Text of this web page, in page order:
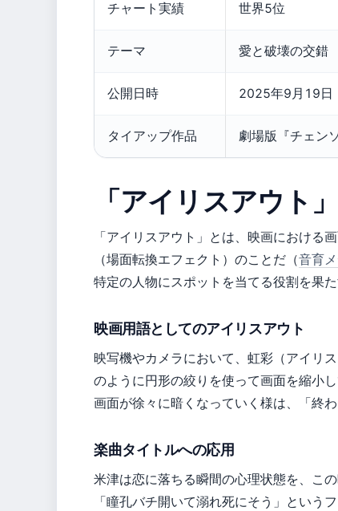
チャート実績 世界5位
テーマ 愛と破壊の交錯
公開日時 2025年9月19日
タイアップ作品 劇場版『チェン
「アイリスアウト
「アイリスアウト」とは、映画における
（場面転換エフェクト）のことだ（音育
特定の人物にスポットを当てる役割を果た
映画用語としてのアイリスアウト
映写機やカメラにおいて、虹彩（アイリス
のように円形の絞りを使って画面を縮小
画面が徐々に暗くなっていく様は、「終
楽曲タイトルへの応用
米津は恋に落ちる瞬間の心理状態を、こ
「瞳孔バチ開いて溺れ死にそう」という